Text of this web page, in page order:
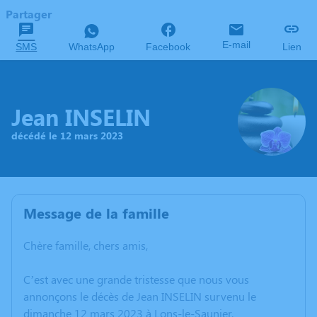
Partager
SMS WhatsApp Facebook E-mail Lien
Jean INSELIN
décédé le 12 mars 2023
Message de la famille
Chère famille, chers amis,
C’est avec une grande tristesse que nous vous
annonçons le décès de Jean INSELIN survenu le
dimanche 12 mars 2023 à Lons-le-Saunier.